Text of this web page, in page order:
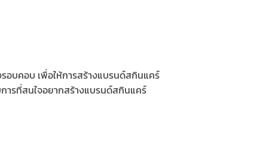
อบคอบ เพื่อให้การสร้างแบรนด์สกินแคร์
ารที่สนใจอยากสร้างแบรนด์สกินแคร์